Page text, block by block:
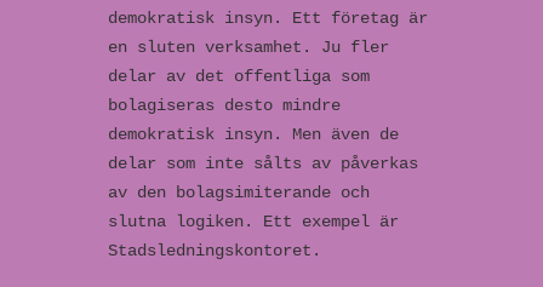
demokratisk insyn. Ett företag är
en sluten verksamhet. Ju fler
delar av det offentliga som
bolagiseras desto mindre
demokratisk insyn. Men även de
delar som inte sålts av påverkas
av den bolagsimiterande och
slutna logiken. Ett exempel är
Stadsledningskontoret.